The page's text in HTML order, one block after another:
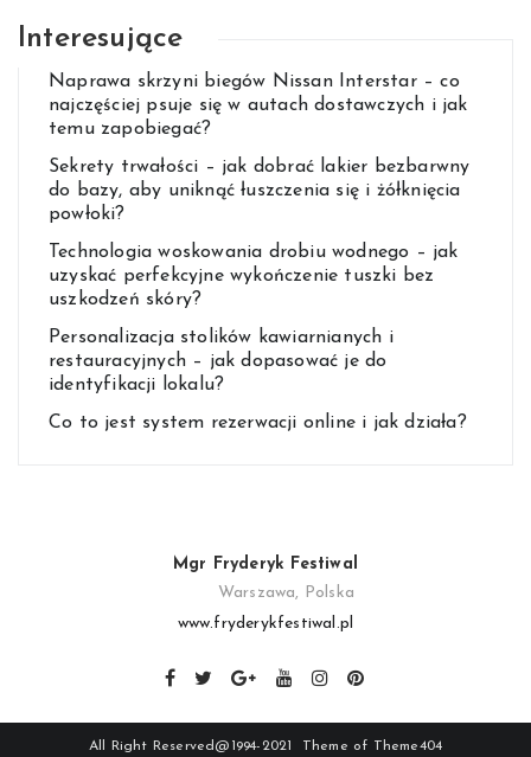
Interesujące
Naprawa skrzyni biegów Nissan Interstar – co
najczęściej psuje się w autach dostawczych i jak
temu zapobiegać?
Sekrety trwałości – jak dobrać lakier bezbarwny
do bazy, aby uniknąć łuszczenia się i żółknięcia
powłoki?
Technologia woskowania drobiu wodnego – jak
uzyskać perfekcyjne wykończenie tuszki bez
uszkodzeń skóry?
Personalizacja stolików kawiarnianych i
restauracyjnych – jak dopasować je do
identyfikacji lokalu?
Co to jest system rezerwacji online i jak działa?
Mgr Fryderyk Festiwal
Warszawa, Polska
www.fryderykfestiwal.pl
All Right Reserved@1994-2021 Theme of Theme404